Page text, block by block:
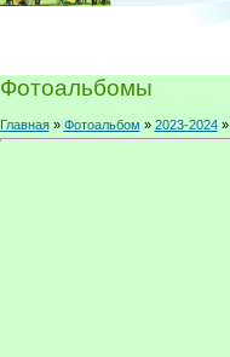
Фотоальбомы
Главная» Фотоальбом » 2023-2024»